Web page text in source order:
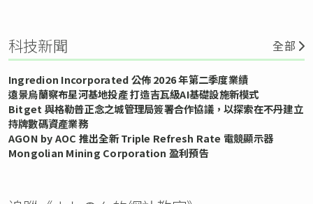
科技新聞 全部
Ingredion Incorporated 公佈 2026 年第二季度業績
遠景烏蘭察布星河基地投產 打造吉瓦級AI基礎設施新模式
Bitget 與格勒普正念之城管理局簽署合作協議，以探索在不丹建立
持牌數碼資產業務
AGON by AOC 推出全新 Triple Refresh Rate 電競顯示器
Mongolian Mining Corporation 盈利預告